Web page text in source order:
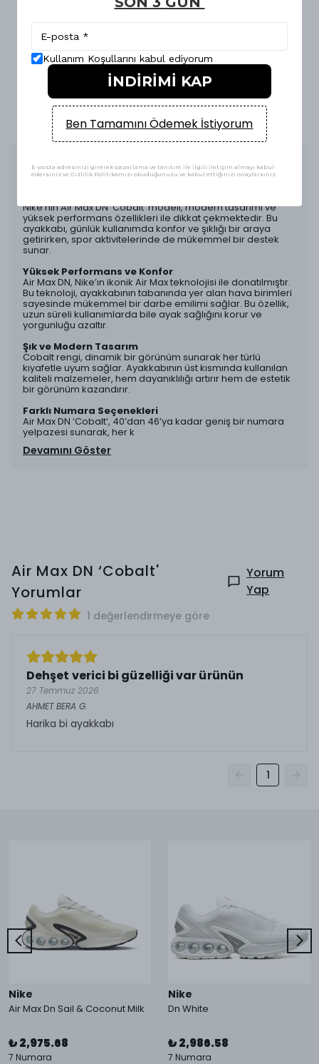
14 Gün KOŞULSUZ İADE & DEĞİŞİM
E-FATURA İLE ALIŞVERİŞ GÜVENLİĞİ
Ürün Açıklaması
Nike’nin Air Max DN ‘Cobalt’ modeli, modern tasarımı ve
yüksek performans özellikleri ile dikkat çekmektedir. Bu
ayakkabı, günlük kullanımda konfor ve şıklığı bir araya
getirirken, spor aktivitelerinde de mükemmel bir destek
sunar.
Yüksek Performans ve Konfor
Air Max DN, Nike’ın ikonik Air Max teknolojisi ile donatılmıştır.
Bu teknoloji, ayakkabının tabanında yer alan hava birimleri
sayesinde mükemmel bir darbe emilimi sağlar. Bu özellik,
uzun süreli kullanımlarda bile ayak sağlığını korur ve
yorgunluğu azaltır.
Şık ve Modern Tasarım
Cobalt rengi, dinamik bir görünüm sunarak her türlü
kıyafetle uyum sağlar. Ayakkabının üst kısmında kullanılan
kaliteli malzemeler, hem dayanıklılığı artırır hem de estetik
bir görünüm kazandırır.
Farklı Numara Seçenekleri
Air Max DN ‘Cobalt’, 40’dan 46’ya kadar geniş bir numara
yelpazesi sunarak, her k
Devamını Göster
Air Max DN ‘Cobalt'
Yorumlar
Yorum
Yap
1 değerlendirmeye göre
Dehşet verici bi güzelliği var ürünün
27 Temmuz 2026
AHMET BERA G.
Harika bi ayakkabı
1
Nike
Air Max Dn Sail & Coconut Milk
₺ 2,975.68
7 Numara
Nike
Dn White
₺ 2,986.58
7 Numara
Kullanım Koşullarını kabul ediyorum
İNDİRİMİ KAP
Ben Tamamını Ödemek İstiyorum
E-posta adresinizi girerek pazarlama ve tanıtım ile ilgili iletişim almayı kabul
edersiniz ve Gizlilik Politikamızı okuduğunuzu ve kabul ettiğinizi onaylarsınız.